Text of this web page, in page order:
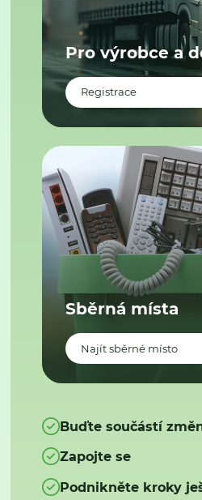
Pro výrobce a
Registrace
Sběrná místa
Najít sběrné místo
Buďte součástí
Zapojte se
Podnikněte kroky